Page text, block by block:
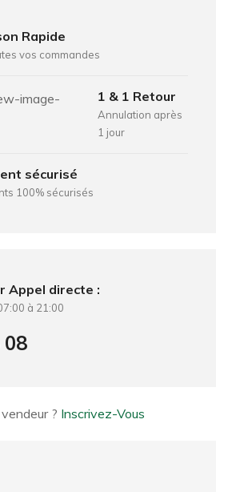
Rapide
vos commandes
1 & 1 Retour
Annulation après
1 jour
sécurisé
100% sécurisés
Appel directe :
à 21:00
08
? Inscrivez-Vous